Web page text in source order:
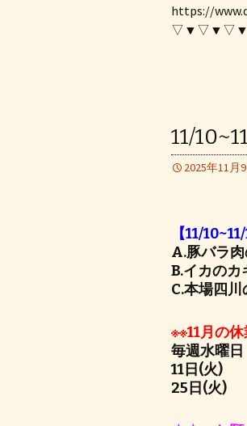
https://
11/
2025年11月
【11/
A.豚バラ
B.イカのカ
C.本場四
※※11月の
毎週水曜日
11日(火)
25日(火)